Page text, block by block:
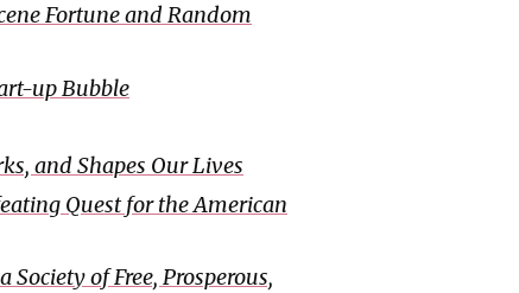
Fortune and Random
up Bubble
and Shapes Our Lives
Quest for the American
of Free, Prosperous,